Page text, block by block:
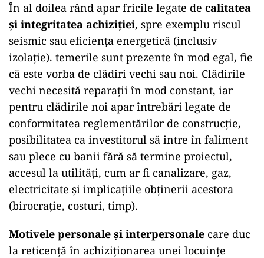
În al doilea rând apar fricile legate de calitatea
și integritatea achiziției, spre exemplu riscul
seismic sau eficiența energetică (inclusiv
izolație). temerile sunt prezente în mod egal, fie
că este vorba de clădiri vechi sau noi. Clădirile
vechi necesită reparații în mod constant, iar
pentru clădirile noi apar întrebări legate de
conformitatea reglementărilor de construcție,
posibilitatea ca investitorul să intre în faliment
sau plece cu banii fără să termine proiectul,
accesul la utilități, cum ar fi canalizare, gaz,
electricitate și implicațiile obținerii acestora
(birocrație, costuri, timp).
Motivele personale și interpersonale care duc
la reticență în achiziționarea unei locuințe